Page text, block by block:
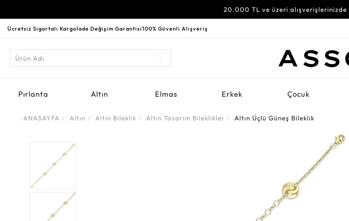
20.000 TL ve üzeri alışverişlerinizde
Ücretsiz Sigortalı Kargoİade Değişim Garantisi100% Güvenli Alışveriş
Pırlanta Altın Elmas Erkek Çocuk
ANASAYFA Altın Altın Bileklik Altın Tasarım Bileklikler Altın Üçlü Güneş Bileklik